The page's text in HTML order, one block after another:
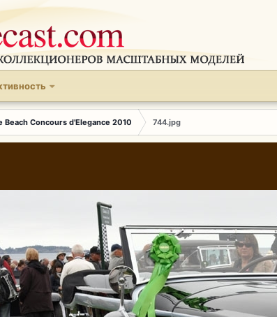
Beach Concours d'Elegance 2010 744.jpg